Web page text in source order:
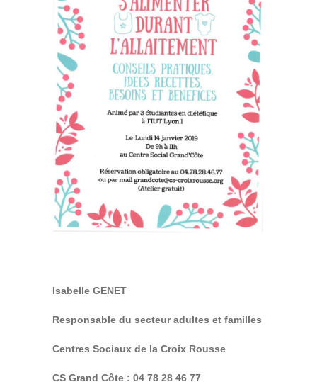
Isabelle GENET
Responsable du secteur adultes et familles
Centres Sociaux de la Croix Rousse
CS Grand Côte : 04 78 28 46 77